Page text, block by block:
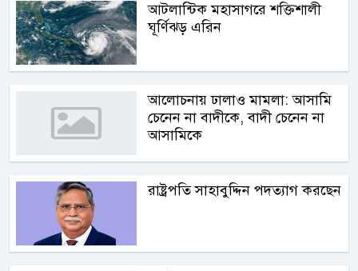
আটলান্টিক মহাসাগরে শক্তিশালী
ঘূর্ণিঝড় এরিন
আলোচনায় ঢালাও মামলা: আসামি
চেনেন না বাদীকে, বাদী চেনেন না
আসামিকে
রাষ্ট্রপতি সাহাবুদ্দিন পদত্যাগ করছেন